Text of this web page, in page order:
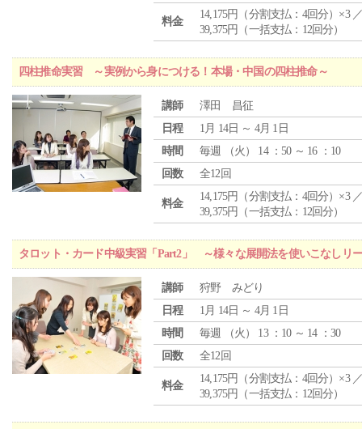
料金
14,175円（分割支払：4回分）×3
39,375円（一括支払：12回分）
四柱推命実習 ～実例から身につける！本場・中国の四柱推命～
講師
澤田 昌征
日程
1月 14日 ～ 4月 1日
時間
毎週 （火 ） 14 ：50 ～ 16 ：10
回数
全12回
料金
14,175円（分割支払：4回分）×3
39,375円（一括支払：12回分）
タロット・カード中級実習「Part2」 ～様々な展開法を使いこなしリ
講師
狩野 みどり
日程
1月 14日 ～ 4月 1日
時間
毎週 （火 ） 13 ：10 ～ 14 ：30
回数
全12回
料金
14,175円（分割支払：4回分）×3
39,375円（一括支払：12回分）